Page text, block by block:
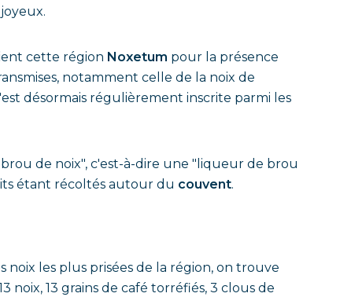
cette région Noxetum pour la présence
notamment celle de la noix de
désormais régulièrement inscrite parmi les
de noix", c'est-à-dire une "liqueur de brou
étant récoltés autour du couvent.
noix les plus prisées de la région, on trouve
noix, 13 grains de café torréfiés, 3 clous de